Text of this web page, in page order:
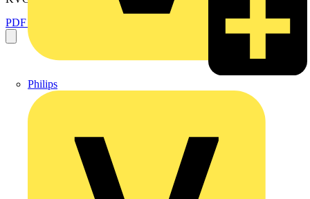
Philips
PDF öffnen